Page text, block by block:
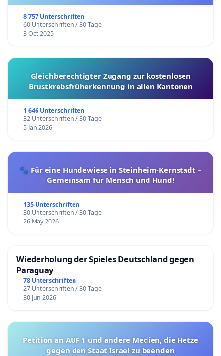
8 757 Unterschriften
60 Unterschriften / 30 Tage
3 Oct 2025
Gleichberechtigter Zugang zur kostenlosen
Brustkrebsfrüherkennung in allen Kantonen
1 646 Unterschriften
32 Unterschriften / 30 Tage
5 Jan 2026
🐾 Für eine Hundewiese in Steinheim-Kernstadt –
Gemeinsam für Mensch und Hund!
135 Unterschriften
30 Unterschriften / 30 Tage
26 May 2026
Wiederholung der Spieles Deutschland gegen
Paraguay
78 Unterschriften
27 Unterschriften / 30 Tage
30 Jun 2026
Petition an AUF 1 und andere Medien, die Hetze
gegen den Staat Israel zu beenden